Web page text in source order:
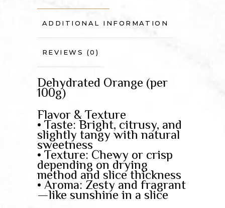
ADDITIONAL INFORMATION
REVIEWS (0)
Dehydrated Orange (per
100g)
Flavor & Texture
• Taste: Bright, citrusy, and
slightly tangy with natural
sweetness
• Texture: Chewy or crisp
depending on drying
method and slice thickness
• Aroma: Zesty and fragrant
—like sunshine in a slice